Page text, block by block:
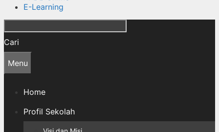
E-Learning
Cari
Menu
Home
Profil Sekolah